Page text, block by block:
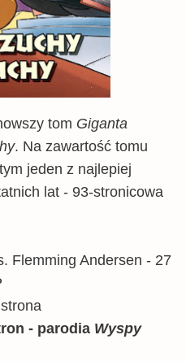
tom Giganta
. Na zawartość tomu
jeden z najlepiej
lat - 93-stronicowa
Flemming Andersen - 27
- parodia Wyspy